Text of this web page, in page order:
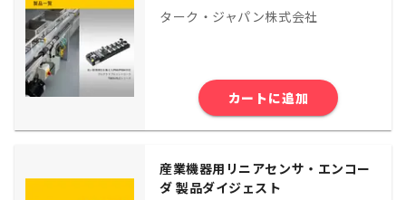
ターク・ジャパン株式会社
カートに追加
産業機器用リニアセンサ・エンコー
ダ 製品ダイジェスト